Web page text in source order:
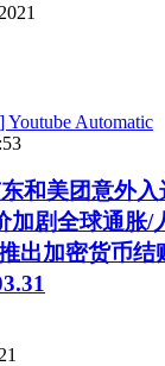
和美团意外入
加剧全球通胀/
出加密货币结